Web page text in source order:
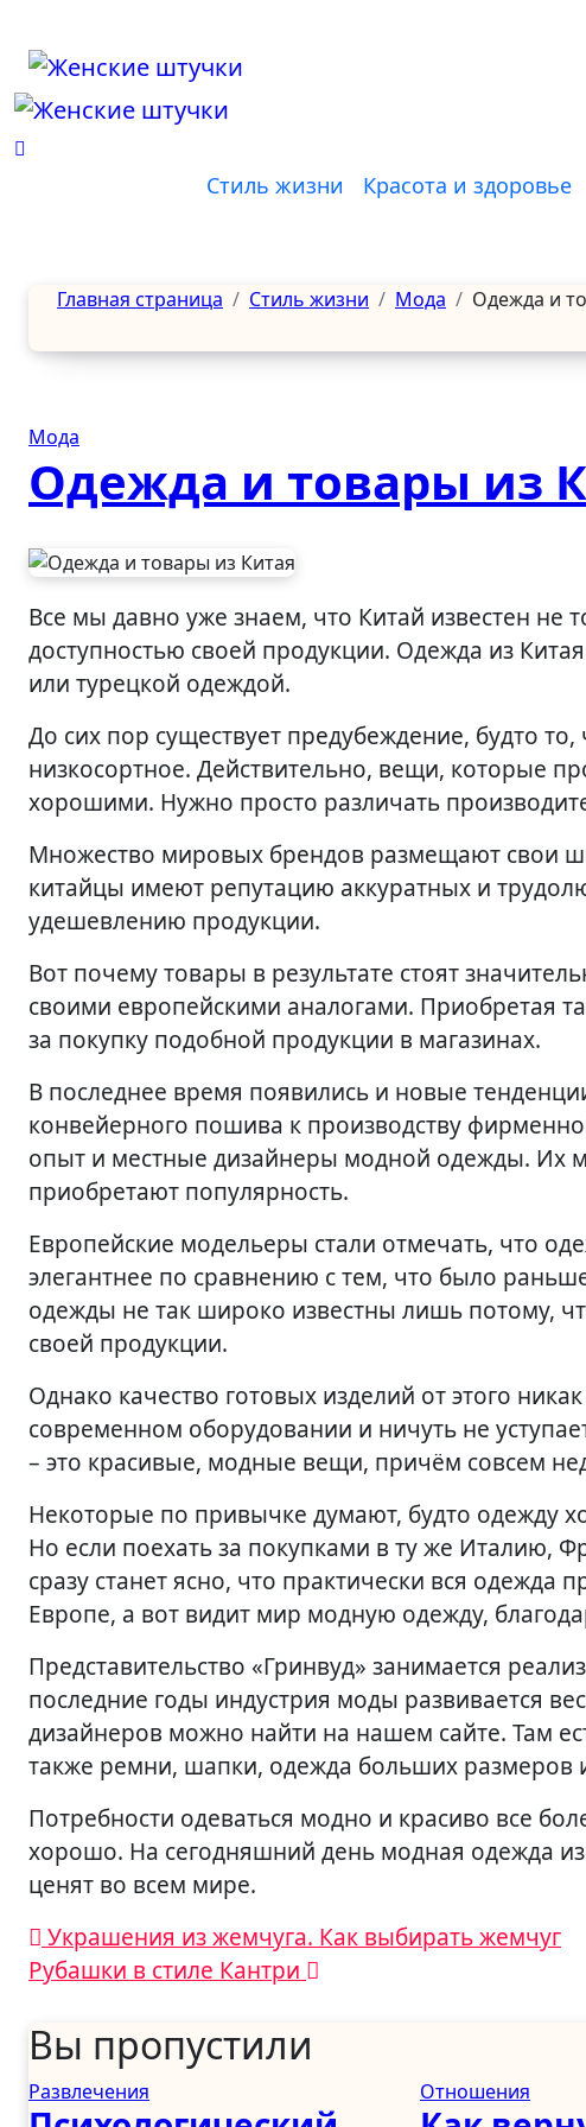
содержанию
Стиль жизни Красота и здоровье
Главная страница Стиль жизни Мода Одежда и
Мода
Одежда и товары из
Все мы давно уже знаем, что Китай известен не только качеством производимых товаров, но и
доступностью своей продукции. Одежда из
или турецкой одеждой.
До сих пор существует предубеждение, будто
низкосортное. Действительно, вещи, которые
хорошими. Нужно просто различать
Множество мировых брендов размещают свои
китайцы имеют репутацию аккуратных и
удешевлению продукции.
Вот почему товары в результате стоят
своими европейскими аналогами. Приобретая
за покупку подобной продукции в магазинах.
В последнее время появились и новые
конвейерного пошива к производству
опыт и местные дизайнеры модной одежды.
приобретают популярность.
Европейские модельеры стали отмечать, что
элегантнее по сравнению с тем, что было
одежды не так широко известны лишь потому,
своей продукции.
Однако качество готовых изделий от этого
современном оборудовании и ничуть не
– это красивые, модные вещи, причём совсем
Некоторые по привычке думают, будто одежду
Но если поехать за покупками в ту же Италию,
сразу станет ясно, что практически вся
Европе, а вот видит мир модную одежду,
Представительство «Гринвуд» занимается
последние годы индустрия моды развивается
дизайнеров можно найти на нашем сайте. Там
также ремни, шапки, одежда больших размеров
Потребности одеваться модно и красиво все
хорошо. На сегодняшний день модная одежда
ценят во всем мире.
Навигация
по
записям
Украшения из жемчуга. Как выбирать жемчуг
Рубашки в стиле Кантри
Вы пропустили
Развлечения Отношения